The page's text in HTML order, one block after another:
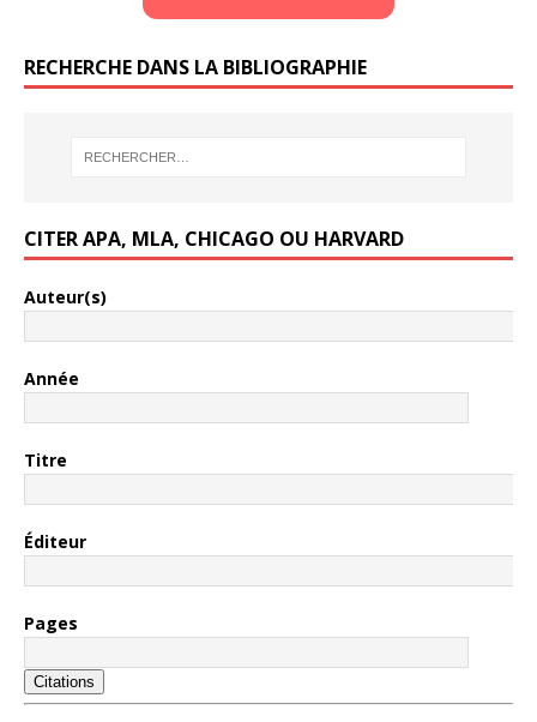
RECHERCHE DANS LA BIBLIOGRAPHIE
CITER APA, MLA, CHICAGO OU HARVARD
Auteur(s)
Année
Titre
Éditeur
Pages
Citations